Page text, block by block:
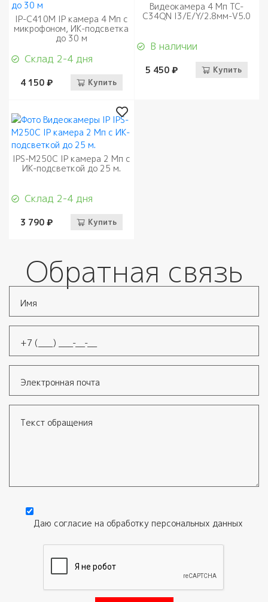
IP-C410M IP камера 4 Мп с
микрофоном, ИК-подсветка
до 30 м
Склад 2-4 дня
4 150 ₽ Купить
Видеокамера 4 Мп TC-
C34QN I3/E/Y/2.8мм-V5.0
В наличии
5 450 ₽ Купить
IPS-M250C IP камера 2 Мп с
ИК-подсветкой до 25 м.
Склад 2-4 дня
3 790 ₽ Купить
Обратная связь
Даю согласие на обработку персональных данных